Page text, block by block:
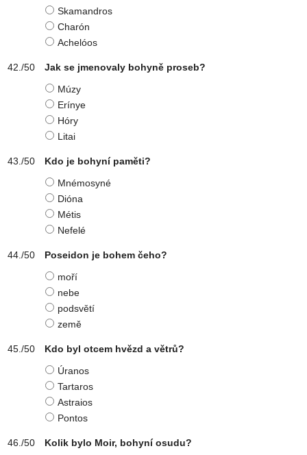
Skamandros
Charón
Achelóos
Jak se jmenovaly bohyně proseb?
Múzy
Erínye
Hóry
Litai
Kdo je bohyní paměti?
Mnémosyné
Dióna
Métis
Nefelé
Poseidon je bohem čeho?
moří
nebe
podsvětí
země
Kdo byl otcem hvězd a větrů?
Úranos
Tartaros
Astraios
Pontos
Kolik bylo Moir, bohyní osudu?